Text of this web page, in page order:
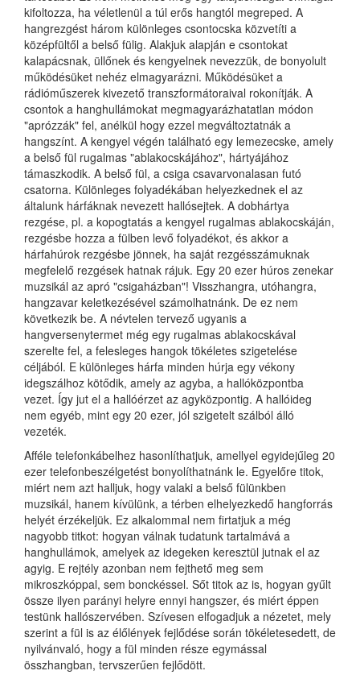
kifoltozza, ha véletlenül a túl erős hangtól megreped. A
hangrezgést három különleges csontocska közvetíti a
középfültől a belső fülig. Alakjuk alapján e csontokat
kalapácsnak, üllőnek és kengyelnek nevezzük, de bonyolult
működésüket nehéz elmagyarázni. Működésüket a
rádióműszerek kivezető transzformátoraival rokonítják. A
csontok a hanghullámokat megmagyarázhatatlan módon
"aprózzák" fel, anélkül hogy ezzel megváltoztatnák a
hangszínt. A kengyel végén található egy lemezecske, amely
a belső fül rugalmas "ablakocskájához", hártyájához
támaszkodik. A belső fül, a csiga csavarvonalasan futó
csatorna. Különleges folyadékában helyezkednek el az
általunk hárfáknak nevezett hallósejtek. A dobhártya
rezgése, pl. a kopogtatás a kengyel rugalmas ablakocskáján,
rezgésbe hozza a fülben levő folyadékot, és akkor a
hárfahúrok rezgésbe jönnek, ha saját rezgésszámuknak
megfelelő rezgések hatnak rájuk. Egy 20 ezer húros zenekar
muzsikál az apró "csigaházban"! Visszhangra, utóhangra,
hangzavar keletkezésével számolhatnánk. De ez nem
következik be. A névtelen tervező ugyanis a
hangversenytermet még egy rugalmas ablakocskával
szerelte fel, a felesleges hangok tökéletes szigetelése
céljából. E különleges hárfa minden húrja egy vékony
idegszálhoz kötődik, amely az agyba, a hallóközpontba
vezet. Így jut el a hallóérzet az agyközpontig. A hallóideg
nem egyéb, mint egy 20 ezer, jól szigetelt szálból álló
vezeték.
Afféle telefonkábelhez hasonlíthatjuk, amellyel egyidejűleg 20
ezer telefonbeszélgetést bonyolíthatnánk le. Egyelőre titok,
miért nem azt halljuk, hogy valaki a belső fülünkben
muzsikál, hanem kívülünk, a térben elhelyezkedő hangforrás
helyét érzékeljük. Ez alkalommal nem firtatjuk a még
nagyobb titkot: hogyan válnak tudatunk tartalmává a
hanghullámok, amelyek az idegeken keresztül jutnak el az
agyig. E rejtély azonban nem fejthető meg sem
mikroszkóppal, sem bonckéssel. Sőt titok az is, hogyan gyűlt
össze ilyen parányi helyre ennyi hangszer, és miért éppen
testünk hallószervében. Szívesen elfogadjuk a nézetet, mely
szerint a fül is az élőlények fejlődése során tökéletesedett, de
nyilvánvaló, hogy a fül minden része egymással
összhangban, tervszerűen fejlődött.